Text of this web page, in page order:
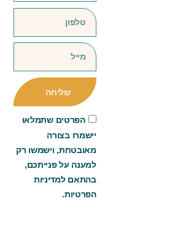
הפרטים שתמלאו
יישמרו בצורה
מאובטחת, וישמשו רק
למענה על פנייתכם,
בהתאם למדיניות
הפרטיות.
שליחה